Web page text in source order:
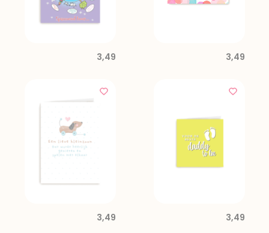
3,49 3,49
3,49 3,49